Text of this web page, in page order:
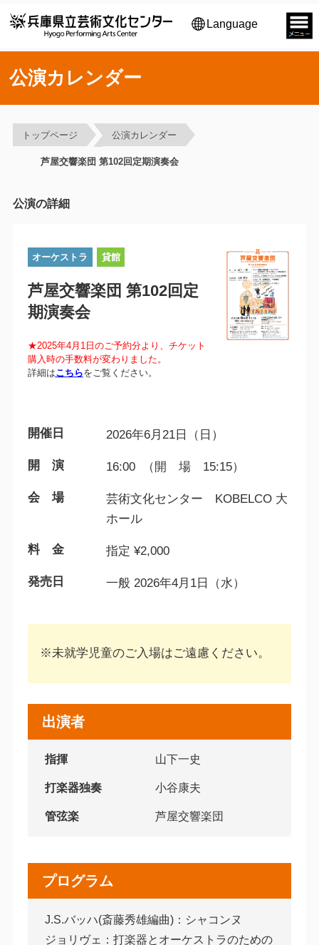
Language
公演カレンダー
トップページ 公演カレンダー
芦屋交響楽団 第102回定期演奏会
公演の詳細
オーケストラ 貸館
芦屋交響楽団 第102回定
期演奏会
★2025年4月1日のご予約分より、チケット
購入時の手数料が変わりました。
詳細はこちらをご覧ください。
開催日 2026年6月21日（日）
開 演 16:00 （開 場 15:15）
会 場
芸術文化センター KOBELCO 大
ホール
料 金 指定 ¥2,000
発売日 一般 2026年4月1日（水）
※未就学児童のご入場はご遠慮ください。
出演者
指揮 山下一史
打楽器独奏 小谷康夫
管弦楽 芦屋交響楽団
プログラム
J.S.バッハ(斎藤秀雄編曲)：シャコンヌ
ジョリヴェ：打楽器とオーケストラのための